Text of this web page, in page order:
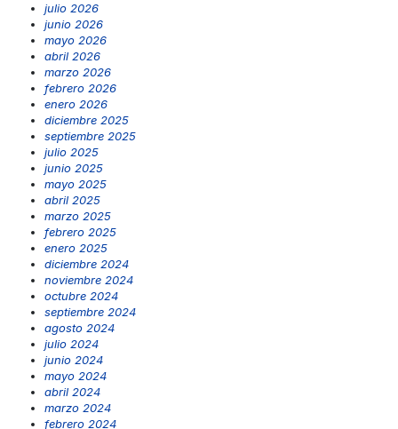
julio 2026
junio 2026
mayo 2026
abril 2026
marzo 2026
febrero 2026
enero 2026
diciembre 2025
septiembre 2025
julio 2025
junio 2025
mayo 2025
abril 2025
marzo 2025
febrero 2025
enero 2025
diciembre 2024
noviembre 2024
octubre 2024
septiembre 2024
agosto 2024
julio 2024
junio 2024
mayo 2024
abril 2024
marzo 2024
febrero 2024